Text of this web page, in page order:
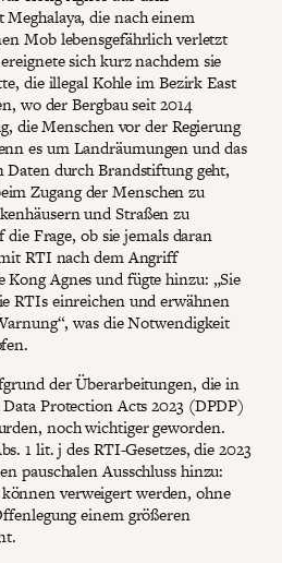
die nach einem
Mob lebensgefährlich verletzt
sich kurz nachdem sie
die illegal Kohle im Bezirk East
wo der Bergbau seit 2014
die Menschen vor der Regierung
es um Landräumungen und das
durch Brandstiftung geht,
Zugang der Menschen zu
und Straßen zu
Frage, ob sie jemals daran
RTI nach dem Angriff
Agnes und fügte hinzu: „Sie
RTIs einreichen und erwähnen
was die Notwendigkeit
der Überarbeitungen, die in
Protection Acts 2023 (DPDP)
noch wichtiger geworden.
1 lit. j des RTI-Gesetzes, die 2023
pauschalen Ausschluss hinzu:
verweigert werden, ohne
einem größeren